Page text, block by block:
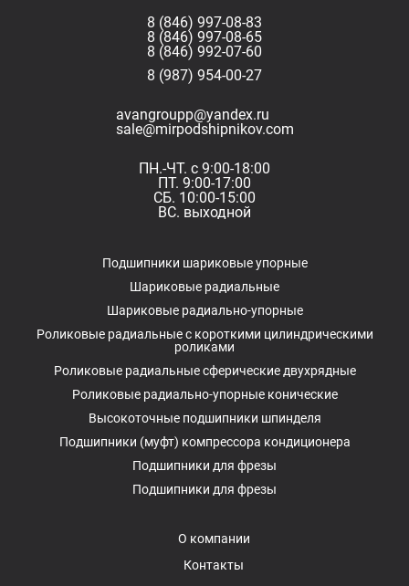
8 (846) 997-08-83
8 (846) 997-08-65
8 (846) 992-07-60
8 (987) 954-00-27
avangroupp@yandex.ru
sale@mirpodshipnikov.com
ПН.-ЧТ. с 9:00-18:00
ПТ. 9:00-17:00
СБ. 10:00-15:00
ВС. выходной
Подшипники шариковые упорные
Шариковые радиальные
Шариковые радиально-упорные
Роликовые радиальные с короткими цилиндрическими
роликами
Роликовые радиальные сферические двухрядные
Роликовые радиально-упорные конические
Высокоточные подшипники шпинделя
Подшипники (муфт) компрессора кондиционера
Подшипники для фрезы
Подшипники для фрезы
О компании
Контакты